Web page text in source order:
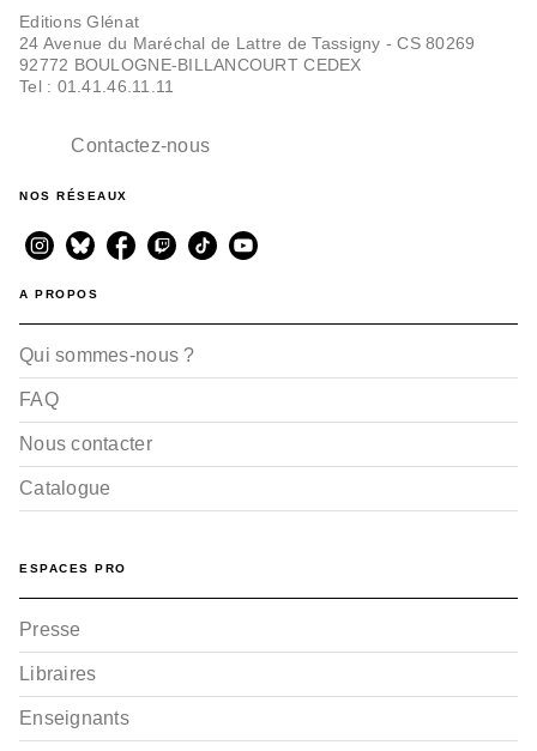
Editions Glénat
24 Avenue du Maréchal de Lattre de Tassigny - CS 80269
92772 BOULOGNE-BILLANCOURT CEDEX
Tel : 01.41.46.11.11
Contactez-nous
NOS RÉSEAUX
A PROPOS
Qui sommes-nous ?
FAQ
Nous contacter
Catalogue
ESPACES PRO
Presse
Libraires
Enseignants